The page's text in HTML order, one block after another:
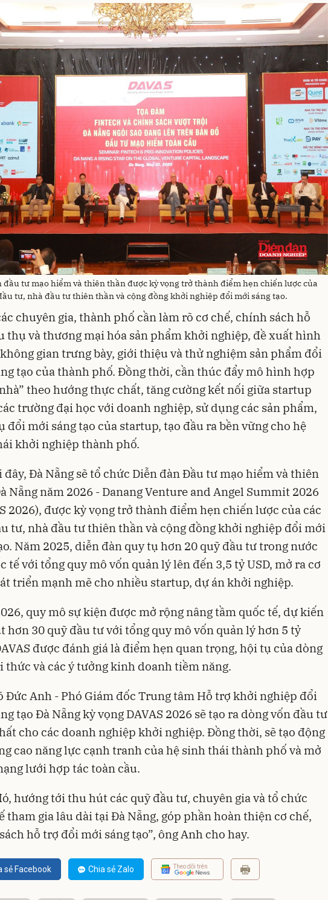
đầu tư mạo hiểm và thiên thần được kỳ vọng trở thành điểm hẹn chiến lược của
tư, nhà đầu tư thiên thần và cộng đồng khởi nghiệp đổi mới sáng tạo.
chuyên gia, thành phố cần làm rõ cơ chế, chính sách hỗ
thụ và thương mại hóa sản phẩm khởi nghiệp, đề xuất hình
gian trưng bày, giới thiệu và thử nghiệm sản phẩm đổi
tạo của thành phố. Đồng thời, cần thúc đẩy mô hình hợp
theo hướng thực chất, tăng cường kết nối giữa startup
trường đại học với doanh nghiệp, sử dụng các sản phẩm,
đổi mới sáng tạo của startup, tạo đầu ra bền vững cho hệ
khởi nghiệp thành phố.
đây, Đà Nẵng sẽ tổ chức Diễn đàn Đầu tư mạo hiểm và thiên
Nẵng năm 2026 - Danang Venture and Angel Summit 2026
2026), được kỳ vọng trở thành điểm hẹn chiến lược của các
tư, nhà đầu tư thiên thần và cộng đồng khởi nghiệp đổi mới
Năm 2025, diễn đàn quy tụ hơn 20 quỹ đầu tư trong nước
tế với tổng quy mô vốn quản lý lên đến 3,5 tỷ USD, mở ra cơ
triển mạnh mẽ cho nhiều startup, dự án khởi nghiệp.
quy mô sự kiện được mở rộng nâng tầm quốc tế, dự kiến
hơn 30 quỹ đầu tư với tổng quy mô vốn quản lý hơn 5 tỷ
được đánh giá là điểm hẹn quan trọng, hội tụ của dòng
thức và các ý tưởng kinh doanh tiềm năng.
Đức Anh - Phó Giám đốc Trung tâm Hỗ trợ khởi nghiệp đổi
tạo Đà Nẵng kỳ vọng DAVAS 2026 sẽ tạo ra dòng vốn đầu tư
cho các doanh nghiệp khởi nghiệp. Đồng thời, sẽ tạo động
cao năng lực cạnh tranh của hệ sinh thái thành phố và mở
lưới hợp tác toàn cầu.
hướng tới thu hút các quỹ đầu tư, chuyên gia và tổ chức
tham gia lâu dài tại Đà Nẵng, góp phần hoàn thiện cơ chế,
hỗ trợ đổi mới sáng tạo”, ông Anh cho hay.
sẻ Facebook Chia sẻ Zalo Theo dõi trên